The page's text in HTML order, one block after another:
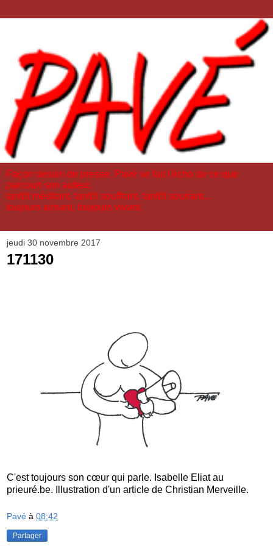
Façon dessin de presse, Pavé se fait l'écho de ce que
parcourt son auteur,
tantôt méditant, tantôt souffrant, tantôt souriant...
toujours aimant, toujours vivant.
jeudi 30 novembre 2017
171130
C'est toujours son cœur qui parle. Isabelle Eliat au
prieuré.be. Illustration d'un article de Christian Merveille.
Pavé à 08:42
Partager